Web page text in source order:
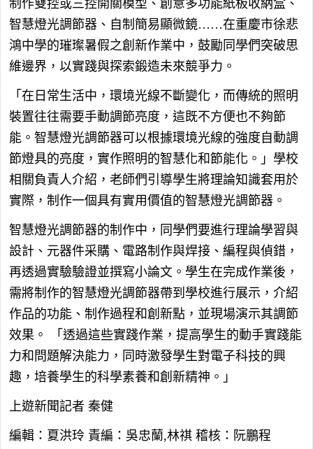
制作雙控或三控開關模型、創意多功能紙板收納盒、
智慧燈光調節器、自制簡易顯微鏡……在重慶市徐悲
鴻中學的璀璨暑假之創新作業中，鼓勵同學們突破思
維邊界，以實踐與探索鍛造未來競爭力。
「在日常生活中，環境光線不斷變化，而傳統的照明
裝置往往需要手動調節亮度，這既不方便也不夠節
能。智慧燈光調節器可以根據環境光線的強度自動調
節燈具的亮度，實作照明的智慧化和節能化。」學校
相關負責人介紹，老師們引導學生將理論知識套用於
實際，制作一個具有實用價值的智慧燈光調節器。
智慧燈光調節器的制作中，同學們要進行理論學習與
設計、元器件采購、電路制作與焊接、編程與偵錯，
再透過實驗驗證並撰寫小論文。學生在完成作業後，
需將制作的智慧燈光調節器帶到學校進行展示，介紹
作品的功能、制作過程和創新點，並現場演示其調節
效果。 「透過這些實踐作業，提高學生的動手實踐能
力和問題解決能力，同時激發學生對電子科技的興
趣，培養學生的科學素養和創新精神。」
上遊新聞記者 秦健
編輯：夏洪玲 責編：吳忠蘭,林祺 稽核：阮鵬程